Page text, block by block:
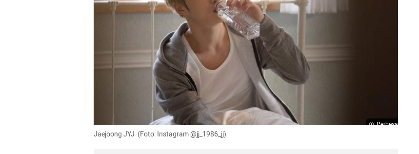
Perbesar
Jaejoong JYJ  (Foto: Instagram @jj_1986_jj)